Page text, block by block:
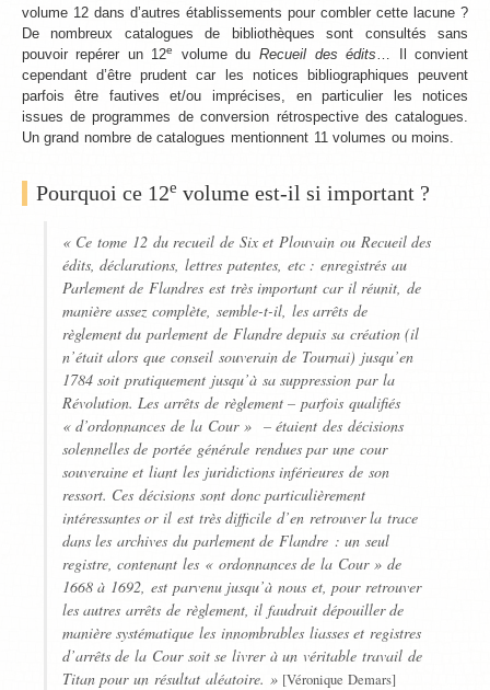
volume 12 dans d’autres établissements pour combler cette lacune ?
De nombreux catalogues de bibliothèques sont consultés sans
pouvoir repérer un 12e volume duRecueil des édits … Il convient
cependant d’être prudent car les notices bibliographiques peuvent
parfois être fautives et/ou imprécises, en particulier les notices
issues de programmes de conversion rétrospective des catalogues.
Un grand nombre de catalogues mentionnent 11 volumes ou moins.
Pourquoi ce 12e volume est-il si important ?
« Ce tome 12 du recueil de Six et Plouvain ou Recueil des
édits, déclarations, lettres patentes, etc : enregistrés au
Parlement de Flandres est très important car il réunit, de
manière assez complète, semble-t-il, les arrêts de
règlement du parlement de Flandre depuis sa création (il
n’était alors que conseil souverain de Tournai) jusqu’en
1784 soit pratiquement jusqu’à sa suppression par la
Révolution. Les arrêts de règlement – parfois qualifiés
« d’ordonnances de la Cour » – étaient des décisions
solennelles de portée générale rendues par une cour
souveraine et liant les juridictions inférieures de son
ressort. Ces décisions sont donc particulièrement
intéressantes or il est très difficile d’en retrouver la trace
dans les archives du parlement de Flandre : un seul
registre, contenant les « ordonnances de la Cour » de
1668 à 1692, est parvenu jusqu’à nous et, pour retrouver
les autres arrêts de règlement, il faudrait dépouiller de
manière systématique les innombrables liasses et registres
d’arrêts de la Cour soit se livrer à un véritable travail de
Titan pour un résultat aléatoire. » [Véronique Demars]